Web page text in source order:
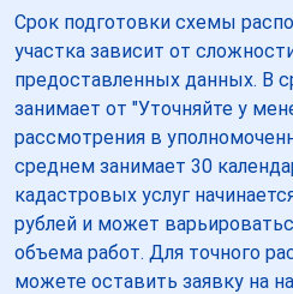
Срок подготовки схемы
участка зависит от
предоставленных данных. В
занимает от "Уточняйте у
рассмотрения в
среднем занимает 30
кадастровых услуг
рублей и может
объема работ. Для точного
можете оставить заявку на